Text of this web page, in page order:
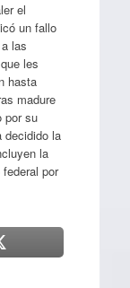
el
un fallo
las
les
hasta
madure
por su
decidido la
la
por